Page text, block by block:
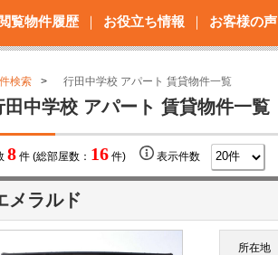
閲覧物件履歴 お役立ち情報 お客様の声
検索 行田中学校 アパート 賃貸物件一覧
田中学校 アパート 賃貸物件一覧
8 件 (総部屋数： 16 件) 表示件数
メラルド
所在地